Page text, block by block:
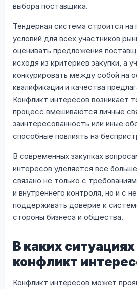
выбора поставщика.
Тендерная система строится на
условий для всех участников
оценивать предложения
исходя из критериев закупки, а
конкурировать между собой на
квалификации и качества
Конфликт интересов возникает
процесс вмешиваются личные
заинтересованность или иные
способные повлиять на
В современных закупках
интересов уделяется все
связано не только с
и внутреннего контроля, но и с
поддерживать доверие к
стороны бизнеса и общества.
В каких
конфликт
Конфликт интересов может